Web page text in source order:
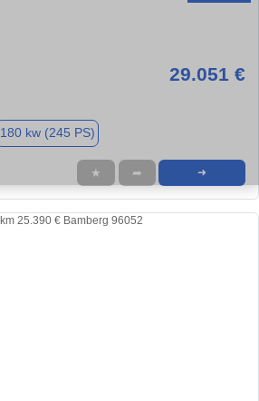
29.051 €
180 kw (245 PS)
★ ➦ ➜